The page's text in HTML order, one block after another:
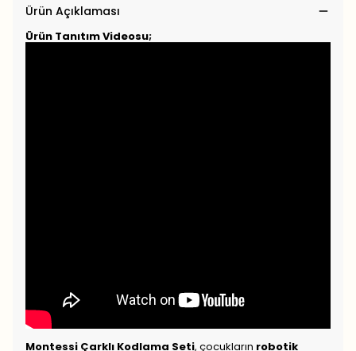
Ürün Açıklaması
Ürün Tanıtım Videosu;
Montessi Çarklı Kodlama Seti, çocukların robotik